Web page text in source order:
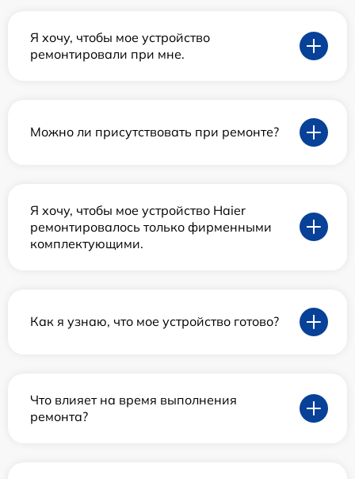
Я хочу, чтобы мое устройство
ремонтировали при мне.
Можно ли присутствовать при ремонте?
Я хочу, чтобы мое устройство Haier
ремонтировалось только фирменными
комплектующими.
Как я узнаю, что мое устройство готово?
Что влияет на время выполнения
ремонта?